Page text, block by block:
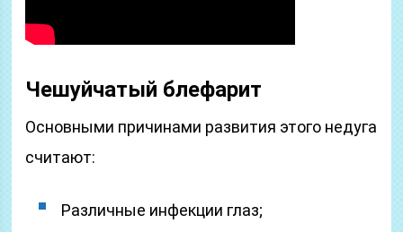
Чешуйчатый блефарит
Основными причинами развития этого недуга
считают:
Различные инфекции глаз;